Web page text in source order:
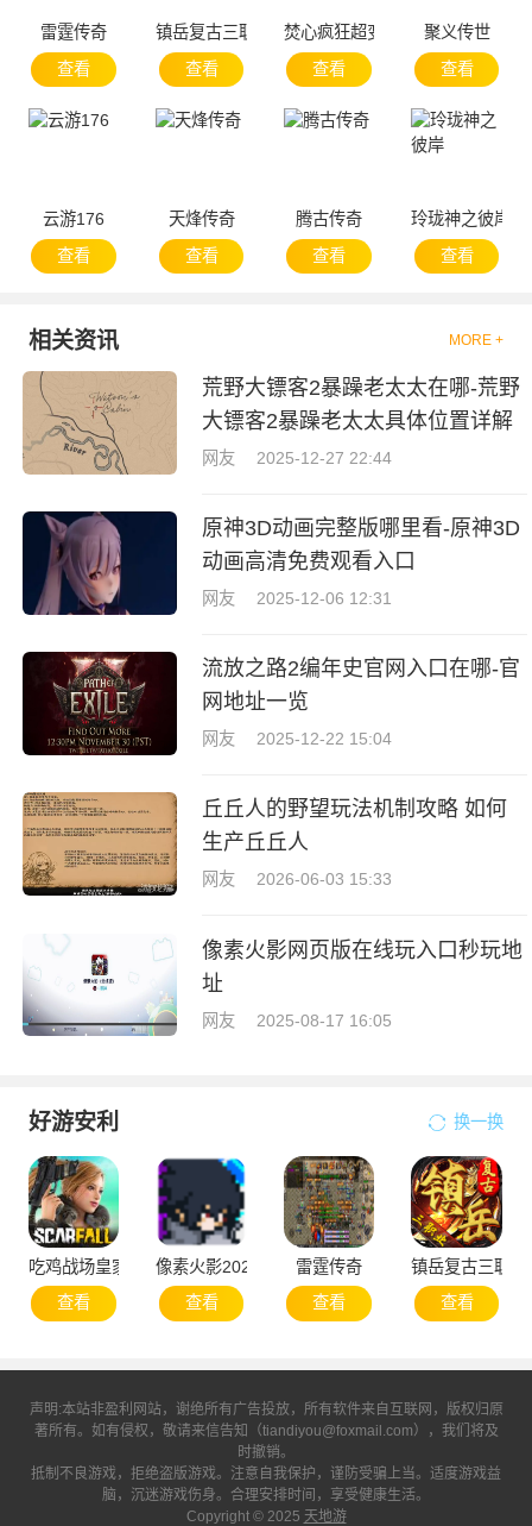
雷霆传奇
查看
镇岳复古三职业
查看
焚心疯狂超变
查看
聚义传世
查看
云游176
查看
天烽传奇
查看
腾古传奇
查看
玲珑神之彼岸
查看
相关资讯 MORE +
荒野大镖客2暴躁老太太在哪-荒野
大镖客2暴躁老太太具体位置详解
网友 2025-12-27 22:44
原神3D动画完整版哪里看-原神3D
动画高清免费观看入口
网友 2025-12-06 12:31
流放之路2编年史官网入口在哪-官
网地址一览
网友 2025-12-22 15:04
丘丘人的野望玩法机制攻略 如何
生产丘丘人
网友 2026-06-03 15:33
像素火影网页版在线玩入口秒玩地
址
网友 2025-08-17 16:05
好游安利 换一换
吃鸡战场皇家大战
查看
像素火影2025次世代1.20版本
查看
雷霆传奇
查看
镇岳复古三职业
查看
声明:本站非盈利网站，谢绝所有广告投放，所有软件来自互联网，版权归原
著所有。如有侵权，敬请来信告知（tiandiyou@foxmail.com），我们将及
时撤销。
抵制不良游戏，拒绝盗版游戏。注意自我保护，谨防受骗上当。适度游戏益
脑，沉迷游戏伤身。合理安排时间，享受健康生活。
Copyright © 2025 天地游